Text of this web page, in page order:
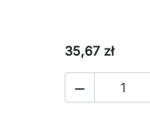
do koszyka
35,67 zł
